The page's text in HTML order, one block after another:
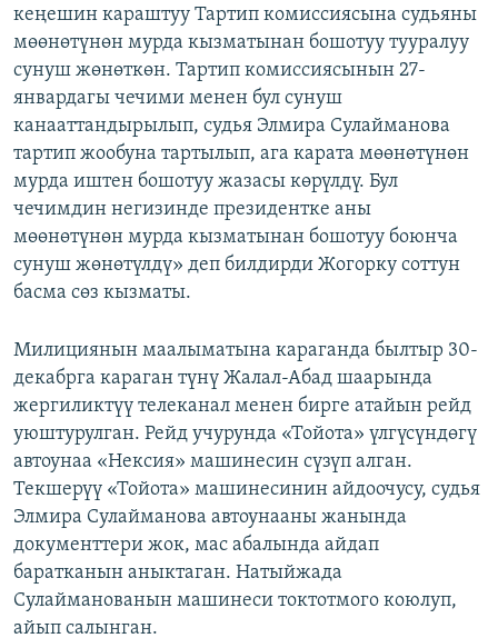
кеңешин караштуу Тартип комиссиясына судьяны
мөөнөтүнөн мурда кызматынан бошотуу тууралуу
сунуш жөнөткөн. Тартип комиссиясынын 27-
январдагы чечими менен бул сунуш
канааттандырылып, судья Элмира Сулайманова
тартип жообуна тартылып, ага карата мөөнөтүнөн
мурда иштен бошотуу жазасы көрүлдү. Бул
чечимдин негизинде президентке аны
мөөнөтүнөн мурда кызматынан бошотуу боюнча
сунуш жөнөтүлдү» деп билдирди Жогорку соттун
басма сөз кызматы.
Милициянын маалыматына караганда былтыр 30-
декабрга караган түнү Жалал-Абад шаарында
жергиликтүү телеканал менен бирге атайын рейд
уюштурулган. Рейд учурунда «Тойота» үлгүсүндөгү
автоунаа «Нексия» машинесин сүзүп алган.
Текшерүү «Тойота» машинесинин айдоочусу, судья
Элмира Сулайманова автоунааны жанында
документтери жок, мас абалында айдап
баратканын аныктаган. Натыйжада
Сулайманованын машинеси токтотмого коюлуп,
айып салынган.